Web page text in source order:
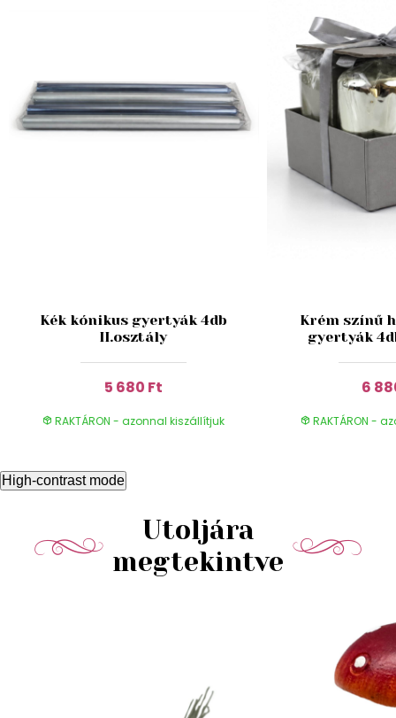
Kék kónikus gyertyák 4db
II.osztály
5 680 Ft
RAKTÁRON - azonnal kiszállítjuk
Krém színű
gyertyák
6
RAKTÁRON -
High-contrast mode
Utoljára
megtekintve